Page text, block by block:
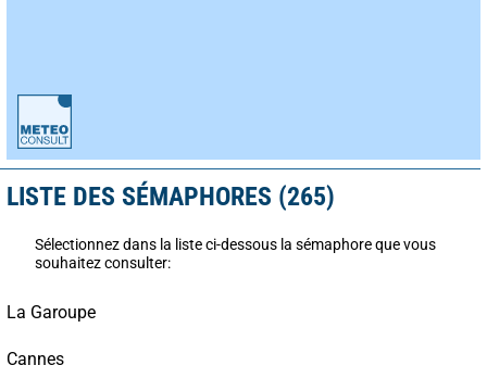
LISTE DES SÉMAPHORES (265)
Sélectionnez dans la liste ci-dessous la sémaphore que vous
souhaitez consulter:
La Garoupe
Cannes